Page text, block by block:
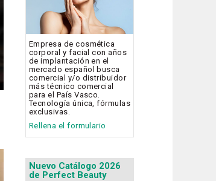
Empresa de cosmética
corporal y facial con años
de implantación en el
mercado español busca
comercial y/o distribuidor
más técnico comercial
para el País Vasco.
Tecnología única, fórmulas
exclusivas.
Rellena el formulario
Nuevo Catálogo 2026
de Perfect Beauty